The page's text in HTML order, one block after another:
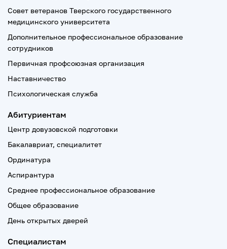
Совет ветеранов Тверского государственного
медицинского университета
Дополнительное профессиональное образование
сотрудников
Первичная профсоюзная организация
Наставничество
Психологическая служба
Абитуриентам
Центр довузовской подготовки
Бакалавриат, специалитет
Ординатура
Аспирантура
Среднее профессиональное образование
Общее образование
День открытых дверей
Специалистам